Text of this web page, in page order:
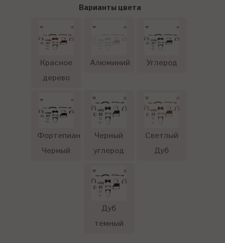
Варианты цвета
Красное
дерево
Алюминий Углерод
Фортепиано
Черный
Черный
углерод
Светлый
Дуб
Дуб
темный